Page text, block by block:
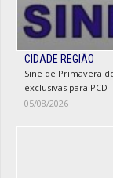
CIDADE REGIÃO
Sine de Primavera
exclusivas para PCD
05/08/2026